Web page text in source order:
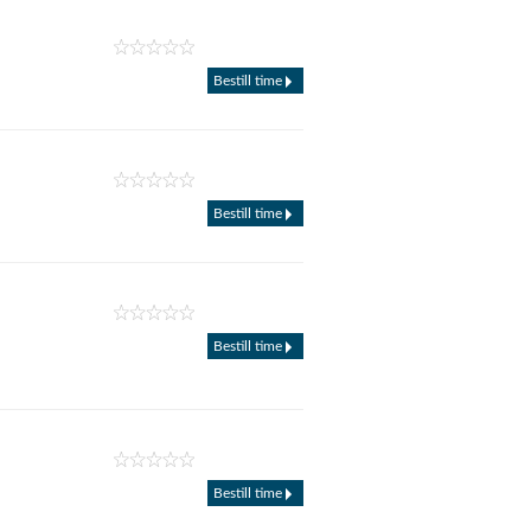
Bestill time
Bestill time
Bestill time
Bestill time